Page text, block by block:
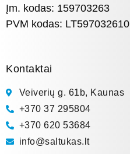
Įm. kodas: 159703263
PVM kodas: LT597032610
Kontaktai
Veiverių g. 61b, Kaunas
+370 37 295804
+370 620 53684
info@saltukas.lt